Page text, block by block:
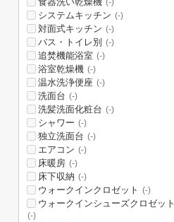
(-)
システムキッチン (-)
対面式キッチン (-)
バス・トイレ別 (-)
追焚機能浴室 (-)
浴室乾燥機 (-)
温水洗浄便座 (-)
洗面台 (-)
洗髪洗面化粧台 (-)
シャワー (-)
独立洗面台 (-)
エアコン (-)
床暖房 (-)
床下収納 (-)
ウォークインクロゼット (-)
ウォークインシューズクロゼット
(-)